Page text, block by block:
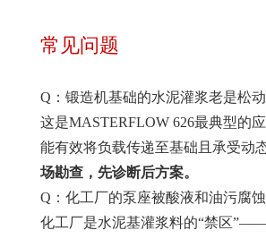
常见问题
Q：锻造机基础的水泥灌浆老是松
这是MASTERFLOW 626最典型的
能有效将负载传递至基础且承受动
场勘查，先诊断后方案。
Q：化工厂的泵座被酸液和油污腐
化工厂是水泥基灌浆料的“禁区